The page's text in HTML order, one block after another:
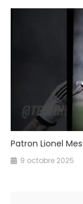
Patron Lionel
9 octobre 2025